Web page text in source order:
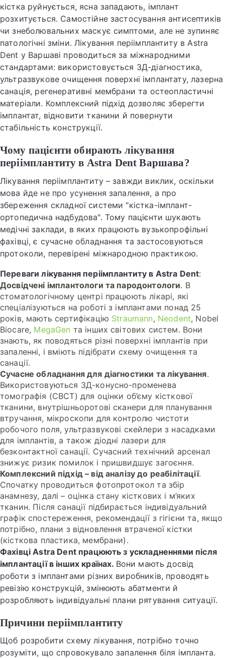
кістка руйнується, ясна западають, імплант
розхитується. Самостійне застосування антисептиків
чи знеболювальних маскує симптоми, але не зупиняє
патологічні зміни. Лікування періімплантиту в Astra
Dent у Варшаві проводиться за міжнародними
стандартами: використовується 3Д-діагностика,
ультразвукове очищення поверхні імплантату, лазерна
санація, регенеративні мембрани та остеопластичні
матеріали. Комплексний підхід дозволяє зберегти
імплантат, відновити тканини й повернути
стабільність конструкції.
Чому пацієнти обирають лікування
періімплантиту в Astra Dent Варшава?
Лікування періімплантиту – завжди виклик, оскільки
мова йде не про усунення запалення, а про
збереження складної системи "кістка-імплант-
ортопедична надбудова". Тому пацієнти шукають
медічні заклади, в яких працюють вузькопрофільні
фахівці, є сучасне обладнання та застосовуються
протоколи, перевірені міжнародною практикою.
Переваги лікування періімплантиту в Astra Dent:
Досвідчені імплантологи та пародонтологи. В
стоматологічному центрі працюють лікарі, які
спеціалізуються на роботі з імплантами понад 25
років, мають сертифікацію Straumann, Neodent, Nobel
Biocare, MegaGen та інших світових систем. Вони
знають, як поводяться різні поверхні імплантів при
запаленні, і вміють підібрати схему очищення та
санації.
Сучасне обладнання для діагностики та лікування.
Використовуються 3Д-конусно-променева
томографія (CBCT) для оцінки об’єму кісткової
тканини, внутрішньоротові сканери для планування
втручання, мікроскопи для контролю чистоти
робочого поля, ультразвукові скейлери з насадками
для імплантів, а також діодні лазери для
безконтактної санації. Сучасний технічний арсенал
знижує ризик помилок і пришвидшує загоєння.
Комплексний підхід – від аналізу до реабілітації.
Спочатку проводиться фотопротокол та збір
анамнезу, далі – оцінка стану кісткових і м’яких
тканин. Після санації підбирається індивідуальний
графік спостереження, рекомендації з гігієни та, якщо
потрібно, плани з відновлення втраченої кістки
(кісткова пластика, мембрани).
Фахівці Astra Dent працюють з ускладненнями після
імплантації в інших країнах. Вони мають досвід
роботи з імплантами різних виробників, проводять
ревізію конструкцій, змінюють абатменти й
розробляють індивідуальні плани рятування ситуації.
Причини періімплантиту
Щоб розробити схему лікування, потрібно точно
розуміти, що спровокувало запалення біля імпланта.